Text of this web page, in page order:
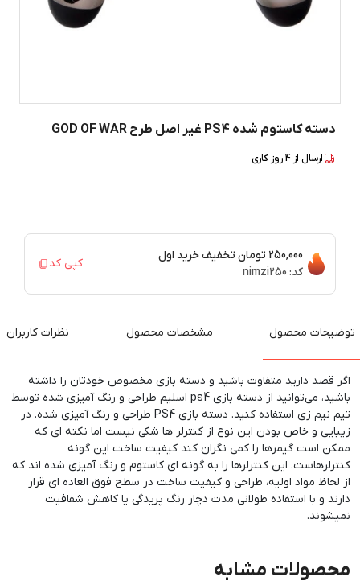
دسته کاستوم شده PS4 غیر اصل طرح GOD OF WAR
ارسال از 4روز کاری
250,000 تومان
تخفیف خرید اول
کد: nimzi250
کپی کد
توضیحات محصول مشخصات محصول نظرات کاربران
اگر قصد دارید متفاوت باشید و دسته بازی مخصوص خودتان را داشته
باشید، می‌توانید از دسته بازی ps4 اسلیم طراحی و رنگ آمیزی شده توسط
تیم نیم زی استفاده کنید. دسته بازی PS4 طراحی و رنگ آمیزی شده. در
زیبایی و خاص بودن این نوع از کنترلر ها شکی نیست اما نکته ای که
ممکن است گیمرها را کمی نگران کند کیفیت ساخت این گونه
کنترلرهاست. این کنترلرها را به گونه ای کاستوم و رنگ آمیزی شده اند که
از لحاظ مواد اولیه، طراحی و کیفیت ساخت در سطح فوق العاده ای قرار
دارند و با استفاده طولانی مدت دچار رنگ پریدگی یا کاهش شفافیت
نمیشوند.
محصولات مشابه